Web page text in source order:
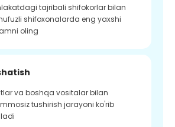
tajribali shifokorlar bilan
shifoxonalarda eng yaxshi
oling
va boshqa vositalar bilan
tushirish jarayoni ko'rib